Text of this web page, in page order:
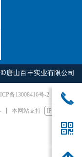
唐山百丰实业有限公司
备13008416号-2
本网站支持
IPv6
끅
낃